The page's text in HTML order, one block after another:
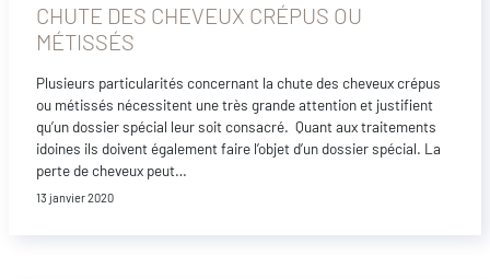
CHUTE DES CHEVEUX CRÉPUS OU
MÉTISSÉS
Plusieurs particularités concernant la chute des cheveux crépus
ou métissés nécessitent une très grande attention et justifient
qu’un dossier spécial leur soit consacré. Quant aux traitements
idoines ils doivent également faire l’objet d’un dossier spécial. La
perte de cheveux peut…
13 janvier 2020